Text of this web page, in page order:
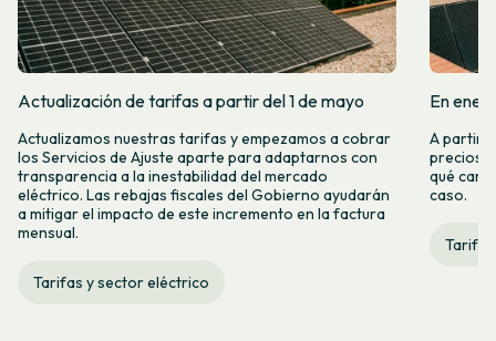
Actualización de tarifas a partir del 1 de mayo
Actualizamos nuestras tarifas y empezamos a cobrar
los Servicios de Ajuste aparte para adaptarnos con
transparencia a la inestabilidad del mercado
eléctrico. Las rebajas fiscales del Gobierno ayudarán
a mitigar el impacto de este incremento en la factura
mensual.
Tarifas y sector eléctrico
En
A partir
precios
qué
caso.